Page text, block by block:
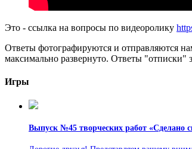
Это - ссылка на вопросы по видеоролику
Ответы фотографируются и отправляются
максимально развернуто. Ответы "отписки"
Игры
Выпуск №45 творческих работ «Сделано